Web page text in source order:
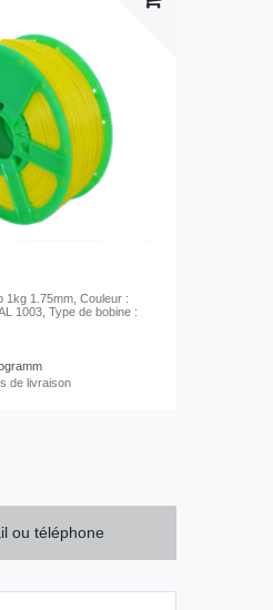
1kg 1.75mm , Couleur :
1003 , Type de bobine :
de livraison
ou téléphone